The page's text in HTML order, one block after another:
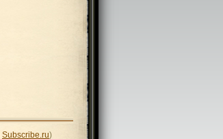
Subscribe.ru)